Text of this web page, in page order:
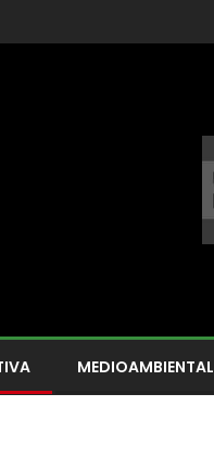
MEDIOAMBIENTAL